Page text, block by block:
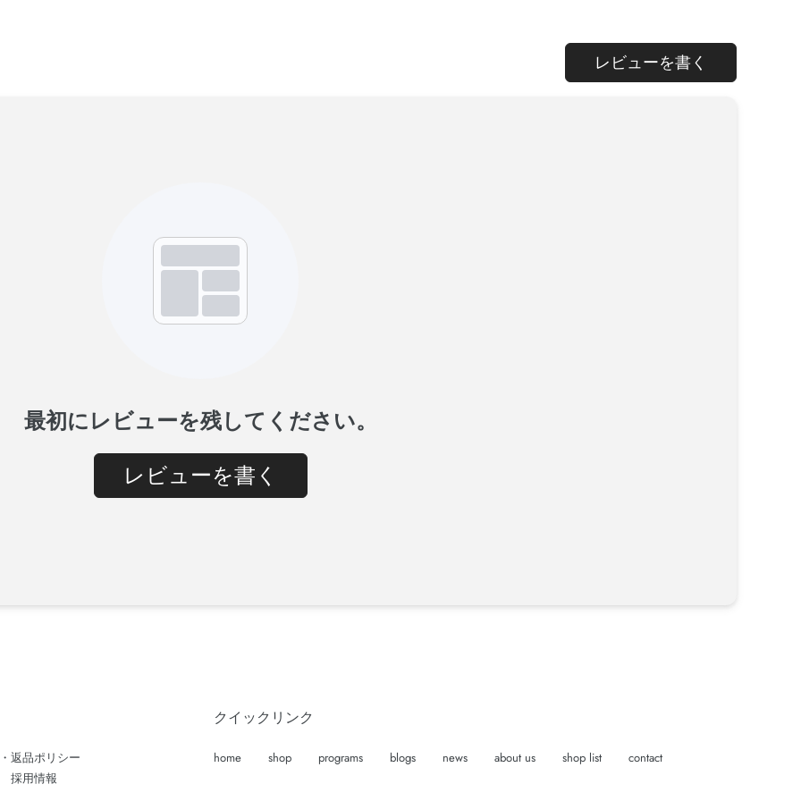
レビューを書く
最初にレビューを残してください。
レビューを書く
返品ポリシー
採用情報
クイックリンク
home shop programs blogs news about us shop list contact